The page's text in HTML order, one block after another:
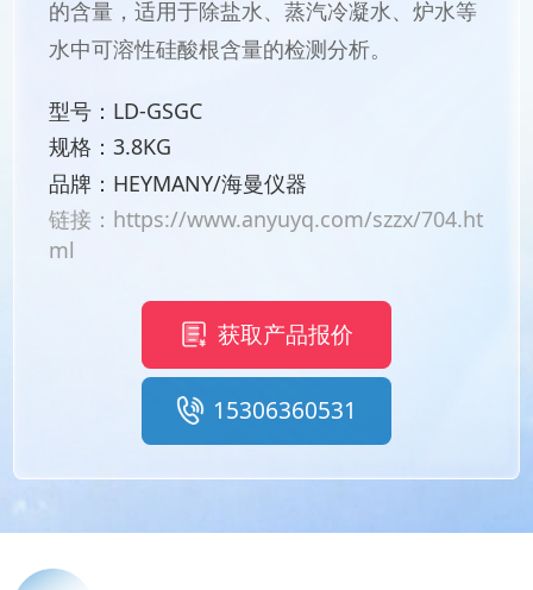
的含量，适用于除盐水、蒸汽冷凝水、炉水等
水中可溶性硅酸根含量的检测分析。
型号：LD-GSGC
规格：3.8KG
品牌：HEYMANY/海曼仪器
链接： https://www.anyuyq.com/szzx/704.ht
ml
获取产品报价
15306360531